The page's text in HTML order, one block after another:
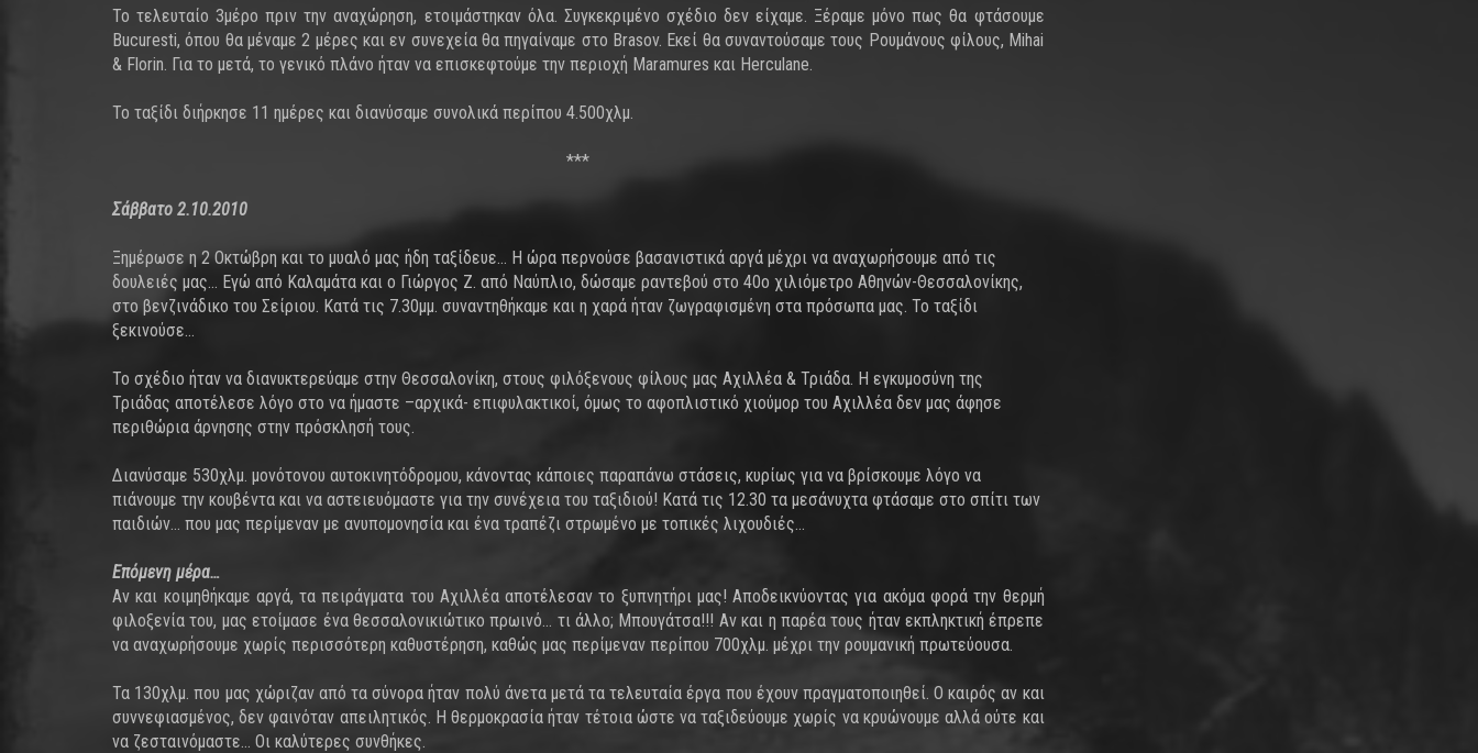
Το τελευταίο 3μέρο πριν την αναχώρηση, ετοιμάστηκαν όλα. Συγκεκριμένο σχέδιο δεν είχαμε. Ξέραμε μόνο πως θα φτάσουμε
Bucuresti, όπου θα μέναμε 2 μέρες και εν συνεχεία θα πηγαίναμε στο Brasov. Εκεί θα συναντούσαμε τους Ρουμάνους φίλους, Mihai
& Florin. Για το μετά, το γενικό πλάνο ήταν να επισκεφτούμε την περιοχή Maramures και Herculane.
Το ταξίδι διήρκησε 11 ημέρες και διανύσαμε συνολικά περίπου 4.500χλμ.
***
Σάββατο 2.10.2010
Ξημέρωσε η 2 Οκτώβρη και το μυαλό μας ήδη ταξίδευε… Η ώρα περνούσε βασανιστικά αργά μέχρι να αναχωρήσουμε από τις
δουλειές μας... Εγώ από Καλαμάτα και ο Γιώργος Ζ. από Ναύπλιο, δώσαμε ραντεβού στο 40ο χιλιόμετρο Αθηνών-Θεσσαλονίκης,
στο βενζινάδικο του Σείριου. Κατά τις 7.30μμ. συναντηθήκαμε και η χαρά ήταν ζωγραφισμένη στα πρόσωπα μας. Το ταξίδι
ξεκινούσε…
Το σχέδιο ήταν να διανυκτερεύαμε στην Θεσσαλονίκη, στους φιλόξενους φίλους μας Αχιλλέα & Τριάδα. Η εγκυμοσύνη της
Τριάδας αποτέλεσε λόγο στο να ήμαστε –αρχικά- επιφυλακτικοί, όμως το αφοπλιστικό χιούμορ του Αχιλλέα δεν μας άφησε
περιθώρια άρνησης στην πρόσκλησή τους.
Διανύσαμε 530χλμ. μονότονου αυτοκινητόδρομου, κάνοντας κάποιες παραπάνω στάσεις, κυρίως για να βρίσκουμε λόγο να
πιάνουμε την κουβέντα και να αστειευόμαστε για την συνέχεια του ταξιδιού! Κατά τις 12.30 τα μεσάνυχτα φτάσαμε στο σπίτι των
παιδιών… που μας περίμεναν με ανυπομονησία και ένα τραπέζι στρωμένο με τοπικές λιχουδιές…
Επόμενη μέρα…
Αν και κοιμηθήκαμε αργά, τα πειράγματα του Αχιλλέα αποτέλεσαν το ξυπνητήρι μας! Αποδεικνύοντας για ακόμα φορά την θερμή
φιλοξενία του, μας ετοίμασε ένα θεσσαλονικιώτικο πρωινό… τι άλλο; Μπουγάτσα!!! Αν και η παρέα τους ήταν εκπληκτική έπρεπε
να αναχωρήσουμε χωρίς περισσότερη καθυστέρηση, καθώς μας περίμεναν περίπου 700χλμ. μέχρι την ρουμανική πρωτεύουσα.
Τα 130χλμ. που μας χώριζαν από τα σύνορα ήταν πολύ άνετα μετά τα τελευταία έργα που έχουν πραγματοποιηθεί. Ο καιρός αν και
συννεφιασμένος, δεν φαινόταν απειλητικός. Η θερμοκρασία ήταν τέτοια ώστε να ταξιδεύουμε χωρίς να κρυώνουμε αλλά ούτε και
να ζεσταινόμαστε… Οι καλύτερες συνθήκες.